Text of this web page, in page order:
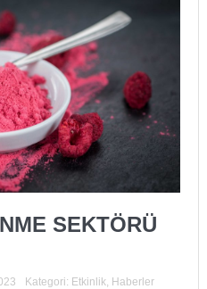
SEKTÖRÜ
Kategori: Etkinlik, Haberler